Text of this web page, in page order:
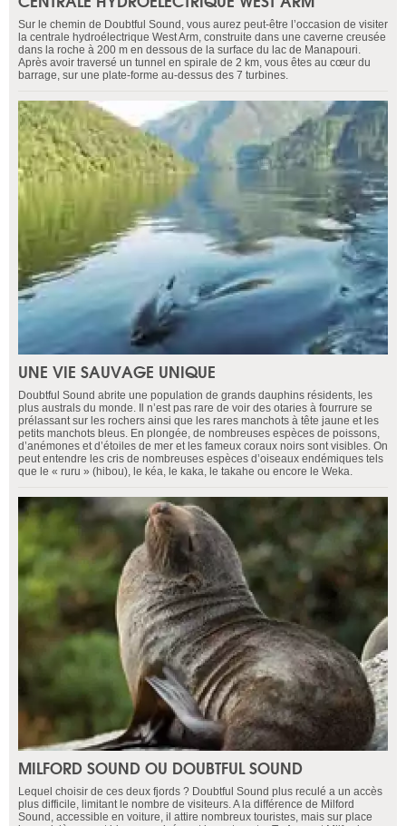
Sur le chemin de Doubtful Sound, vous aurez peut-être l’occasion de visiter
la centrale hydroélectrique West Arm, construite dans une caverne creusée
dans la roche à 200 m en dessous de la surface du lac de Manapouri.
Après avoir traversé un tunnel en spirale de 2 km, vous êtes au cœur du
barrage, sur une plate-forme au-dessus des 7 turbines.
UNE VIE SAUVAGE UNIQUE
Doubtful Sound abrite une population de grands dauphins résidents, les
plus australs du monde. Il n’est pas rare de voir des otaries à fourrure se
prélassant sur les rochers ainsi que les rares manchots à tête jaune et les
petits manchots bleus. En plongée, de nombreuses espèces de poissons,
d’anémones et d’étoiles de mer et les fameux coraux noirs sont visibles. On
peut entendre les cris de nombreuses espèces d’oiseaux endémiques tels
que le « ruru » (hibou), le kéa, le kaka, le takahe ou encore le Weka.
MILFORD SOUND OU DOUBTFUL SOUND
Lequel choisir de ces deux fjords ? Doubtful Sound plus reculé a un accès
plus difficile, limitant le nombre de visiteurs. A la différence de Milford
Sound, accessible en voiture, il attire nombreux touristes, mais sur place